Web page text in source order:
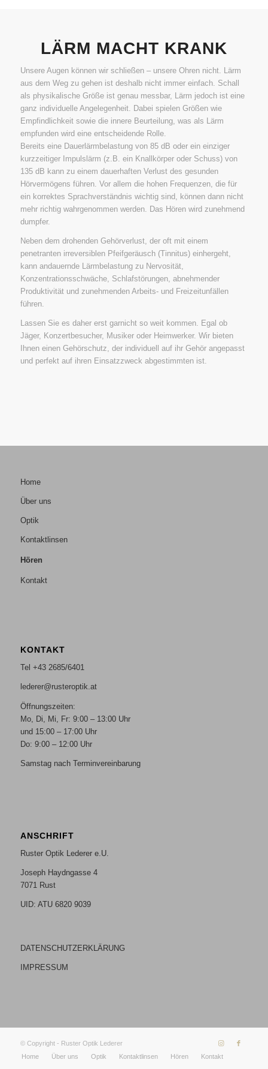
LÄRM MACHT KRANK
Unsere Augen können wir schließen – unsere Ohren nicht. Lärm
aus dem Weg zu gehen ist deshalb nicht immer einfach. Schall
als physikalische Größe ist genau messbar, Lärm jedoch ist eine
ganz individuelle Angelegenheit. Dabei spielen Größen wie
Empfindlichkeit sowie die innere Beurteilung, was als Lärm
empfunden wird eine entscheidende Rolle.
Bereits eine Dauerlärmbelastung von 85 dB oder ein einziger
kurzzeitiger Impulslärm (z.B. ein Knallkörper oder Schuss) von
135 dB kann zu einem dauerhaften Verlust des gesunden
Hörvermögens führen. Vor allem die hohen Frequenzen, die für
ein korrektes Sprachverständnis wichtig sind, können dann nicht
mehr richtig wahrgenommen werden. Das Hören wird zunehmend
dumpfer.
Neben dem drohenden Gehörverlust, der oft mit einem
penetranten irreversiblen Pfeifgeräusch (Tinnitus) einhergeht,
kann andauernde Lärmbelastung zu Nervosität,
Konzentrationsschwäche, Schlafstörungen, abnehmender
Produktivität und zunehmenden Arbeits- und Freizeitunfällen
führen.
Lassen Sie es daher erst garnicht so weit kommen. Egal ob
Jäger, Konzertbesucher, Musiker oder Heimwerker. Wir bieten
Ihnen einen Gehörschutz, der individuell auf ihr Gehör angepasst
und perfekt auf ihren Einsatzzweck abgestimmten ist.
Home
Über uns
Optik
Kontaktlinsen
Hören
Kontakt
KONTAKT
Tel +43 2685/6401
lederer@rusteroptik.at
Öffnungszeiten:
Mo, Di, Mi, Fr: 9:00 – 13:00 Uhr
und 15:00 – 17:00 Uhr
Do: 9:00 – 12:00 Uhr
Samstag nach Terminvereinbarung
ANSCHRIFT
Ruster Optik Lederer e.U.
Joseph Haydngasse 4
7071 Rust
UID: ATU 6820 9039
DATENSCHUTZERKLÄRUNG
IMPRESSUM
© Copyright - Ruster Optik Lederer
Home
Über uns Optik Kontaktlinsen Hören Kontakt